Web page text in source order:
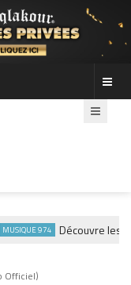
974 Découvre les
Officiel)